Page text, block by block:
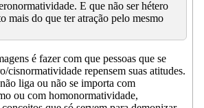
E que não ser hétero
mais do que ter atração pelo mesmo
é fazer com que pessoas que se
cisnormatividade repensem suas atitudes.
liga ou não se importa com
ou com homonormatividade,